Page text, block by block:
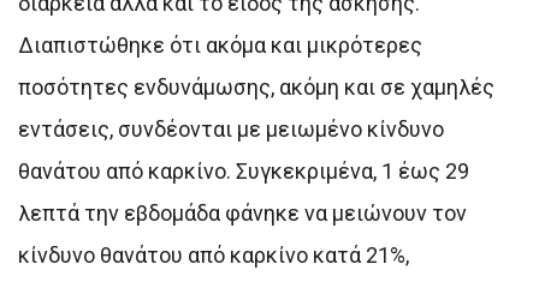
Διαπιστώθηκε ότι ακόμα και μικρότερες
ποσότητες ενδυνάμωσης, ακόμη και σε χαμηλές
εντάσεις, συνδέονται με μειωμένο κίνδυνο
θανάτου από καρκίνο. Συγκεκριμένα, 1 έως 29
λεπτά την εβδομάδα φάνηκε να μειώνουν τον
κίνδυνο θανάτου από καρκίνο κατά 21%,